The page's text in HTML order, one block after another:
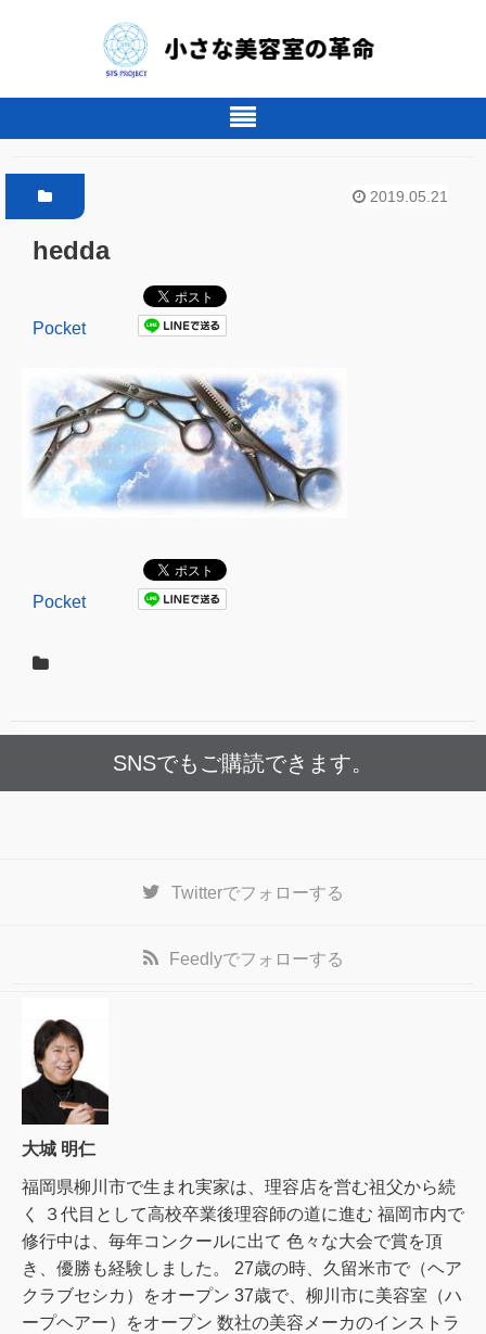
2019.05.21
hedda
Pocket
Pocket
SNSでもご購読できます。
Twitterでフォローする
Feedlyでフォローする
大城 明仁
福岡県柳川市で生まれ実家は、理容店を営む祖父から続
く ３代目として高校卒業後理容師の道に進む 福岡市内で
修行中は、毎年コンクールに出て 色々な大会で賞を頂
き、優勝も経験しました。 27歳の時、久留米市で（ヘア
クラブセシカ）をオープン 37歳で、柳川市に美容室（ハ
ープヘアー）をオープン 数社の美容メーカのインストラ